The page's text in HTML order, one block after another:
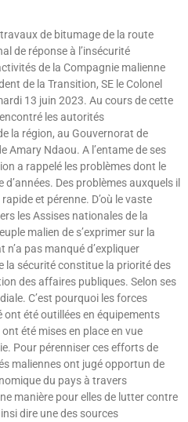
de bitumage de la route
de réponse à l’insécurité
de la Compagnie malienne
de la Transition, SE le Colonel
13 juin 2023. Au cours de cette
les autorités
la région, au Gouvernorat de
Amary Ndaou. A l’entame de ses
a rappelé les problèmes dont le
Des problèmes auxquels il
et pérenne. D’où le vaste
les Assises nationales de la
malien de s’exprimer sur la
n’a pas manqué d’expliquer
la sécurité constitue la priorité des
des affaires publiques. Selon ses
C’est pourquoi les forces
ont été outillées en équipements
été mises en place en vue
Pour pérenniser ces efforts de
maliennes ont jugé opportun de
du pays à travers
manière pour elles de lutter contre
dire une des sources